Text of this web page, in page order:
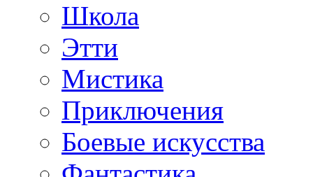
Школа
Этти
Мистика
Приключения
Боевые искусства